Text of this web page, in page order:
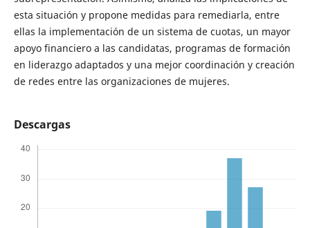
esta situación y propone medidas para remediarla, entre
ellas la implementación de un sistema de cuotas, un mayor
apoyo financiero a las candidatas, programas de formación
en liderazgo adaptados y una mejor coordinación y creación
de redes entre las organizaciones de mujeres.
Descargas